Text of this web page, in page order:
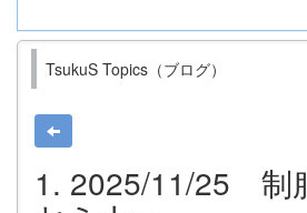
TsukuS Topics（ブログ）
1. 2025/11/25 制